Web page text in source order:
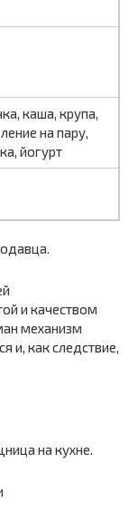
каша, крупа,
на пару,
йогурт
и качеством
механизм
и, как следствие,
на кухне.